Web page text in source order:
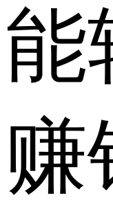
能
赚